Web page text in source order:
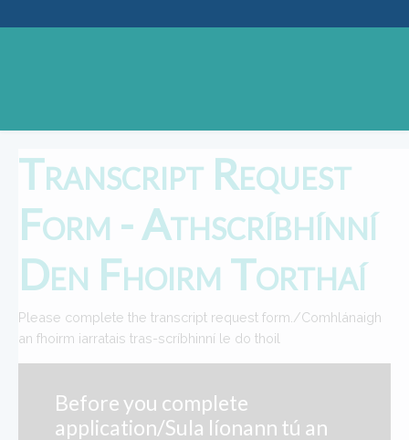
Transcript Request
Form - Athscríbhínní
Den Fhoirm Torthaí
Please complete the transcript request form./Comhlánaigh
an fhoirm iarratais tras-scríbhinní le do thoil
Before you complete
application/Sula líonann tú an